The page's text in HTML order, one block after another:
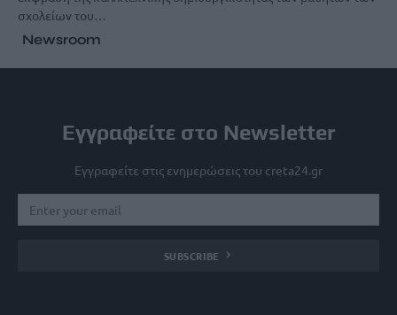
σχολείων του…
Newsroom
Εγγραφείτε στο Newsletter
Εγγραφείτε στις ενημερώσεις του creta24.gr
SUBSCRIBE